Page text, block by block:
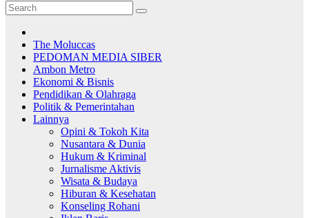
The Moluccas
PEDOMAN MEDIA SIBER
Ambon Metro
Ekonomi & Bisnis
Pendidikan & Olahraga
Politik & Pemerintahan
Lainnya
Opini & Tokoh Kita
Nusantara & Dunia
Hukum & Kriminal
Jurnalisme Aktivis
Wisata & Budaya
Hiburan & Kesehatan
Konseling Rohani